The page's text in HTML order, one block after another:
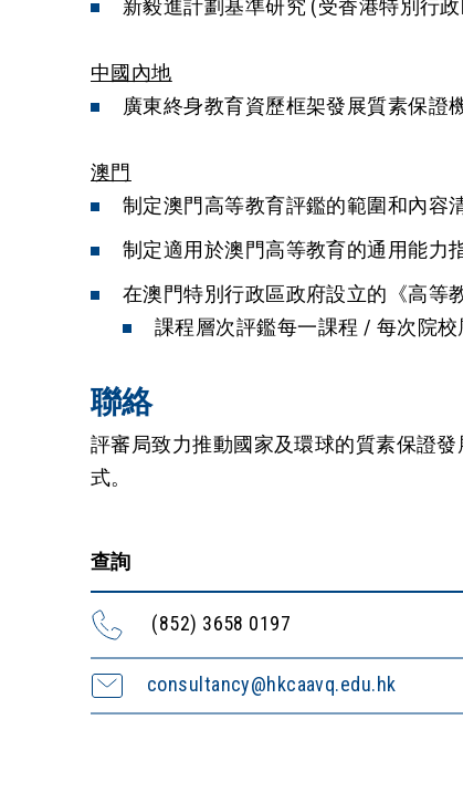
新毅進計劃基準研究 (受香港特別行
中國內地
廣東終身教育資歷框架發展質素保證
澳門
制定澳門高等教育評鑑的範圍和內容
制定適用於澳門高等教育的通用能力
在澳門特別行政區政府設立的《高等
課程層次評鑑每一課程 / 每次院校
聯絡
評審局致力推動國家及環球的質素保證
式。
查詢
(852) 3658 0197
consultancy@hkcaavq.edu.hk